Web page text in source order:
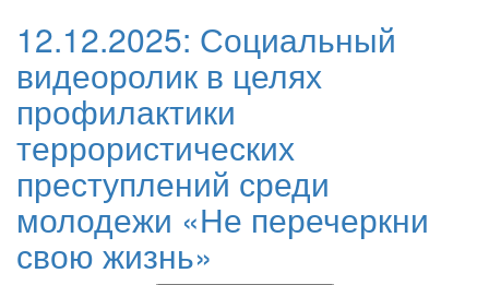
12.12.2025: Социальный
видеоролик в целях
профилактики
террористических
преступлений среди
молодежи «Не перечеркни
свою жизнь»